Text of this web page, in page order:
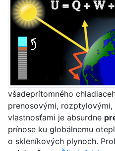
všadeprítomného
prenosovými,
vlastnosťami je absurdne
prínose ku globálnemu
o skleníkových plynoch.